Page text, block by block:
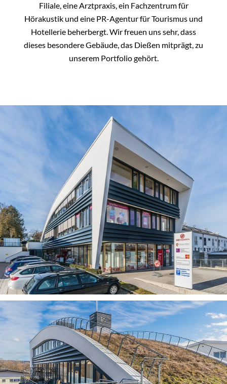
Filiale, eine Arztpraxis, ein Fachzentrum für
Hörakustik und eine PR-Agentur für Tourismus und
Hotellerie beherbergt. Wir freuen uns sehr, dass
dieses besondere Gebäude, das Dießen mitprägt, zu
unserem Portfolio gehört.